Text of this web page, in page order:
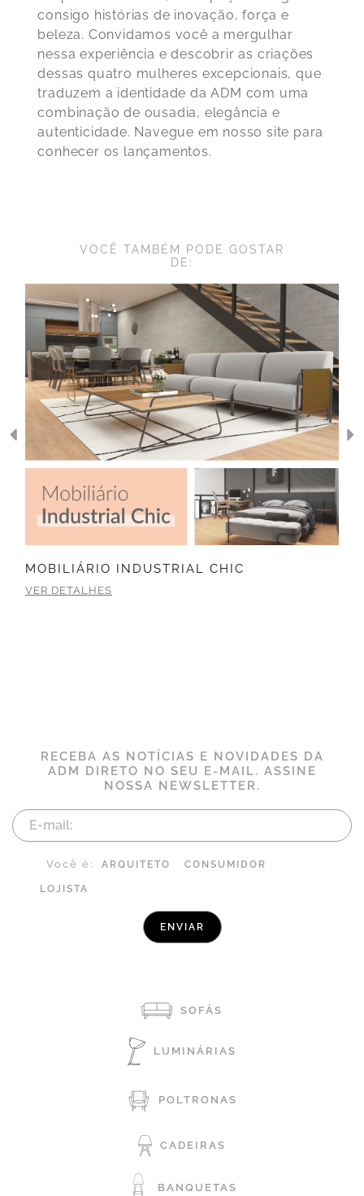
consigo histórias de inovação, força e
beleza. Convidamos você a mergulhar
nessa experiência e descobrir as criações
dessas quatro mulheres excepcionais, que
traduzem a identidade da ADM com uma
combinação de ousadia, elegância e
autenticidade. Navegue em nosso site para
conhecer os lançamentos.
VOCÊ TAMBÉM PODE GOSTAR
DE:
MOBILIÁRIO INDUSTRIAL CHIC
VER DETALHES
RECEBA AS NOTÍCIAS E NOVIDADES DA
ADM DIRETO NO SEU E-MAIL. ASSINE
NOSSA NEWSLETTER.
Você é: ARQUITETO CONSUMIDOR
LOJISTA
SOFÁS
LUMINÁRIAS
POLTRONAS
CADEIRAS
BANQUETAS